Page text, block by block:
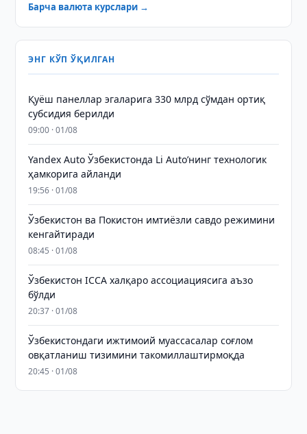
Барча валюта курслари →
ЭНГ КЎП ЎҚИЛГАН
Қуёш панеллар эгаларига 330 млрд сўмдан ортиқ
субсидия берилди
09:00 · 01/08
Yandex Auto Ўзбекистонда Li Auto’нинг технологик
ҳамкорига айланди
19:56 · 01/08
Ўзбекистон ва Покистон имтиёзли савдо режимини
кенгайтиради
08:45 · 01/08
Ўзбекистон ICCA халқаро ассоциациясига аъзо
бўлди
20:37 · 01/08
Ўзбекистондаги ижтимоий муассасалар соғлом
овқатланиш тизимини такомиллаштирмоқда
20:45 · 01/08